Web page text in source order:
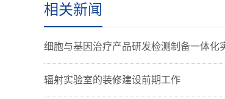
相关新闻
细胞与基因治疗产品研发检测制备一体化
辐射实验室的装修建设前期工作